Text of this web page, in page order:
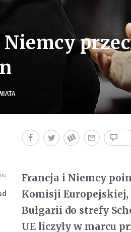
Niemcy
Francja i Niemcy
Komisji Europejskiej,
Bułgarii do strefy
UE liczyły w marcu